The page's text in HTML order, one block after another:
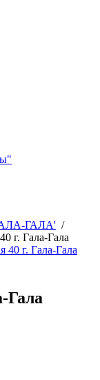
ГАЛА' /
г. Гала-Гала
Гала